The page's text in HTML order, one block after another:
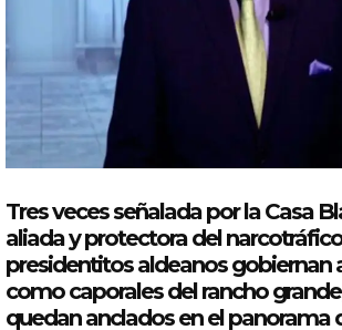
Tres veces señalada por la Casa
aliada y protectora del
presidentitos aldeanos gobiernan
como caporales del rancho
quedan anclados en el panorama